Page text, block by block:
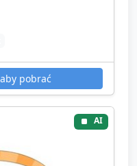
pobrać
AI